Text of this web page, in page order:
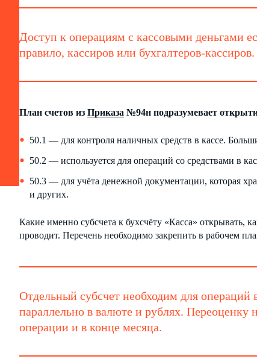
Доступ к операциям с кассовыми деньгами
правило, кассиров или бухгалтеров-кассиров.
План счетов из Приказа №94н подразумевает
50.1 — для контроля наличных средств в кассе.
50.2 — используется для операций со средствами в
50.3 — для учёта денежной документации, которая
и других.
Какие именно субсчета к бухсчёту «Касса» открывать,
проводит. Перечень необходимо закрепить в рабочем
Отдельный субсчет необходим для операций
параллельно в валюте и рублях. Переоценку
операции и в конце месяца.